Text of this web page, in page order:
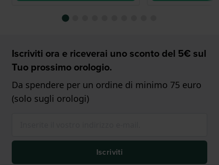
Iscriviti ora e riceverai uno sconto del 5€ sul
Tuo prossimo orologio.
Da spendere per un ordine di minimo 75 euro
(solo sugli orologi)
Iscriviti